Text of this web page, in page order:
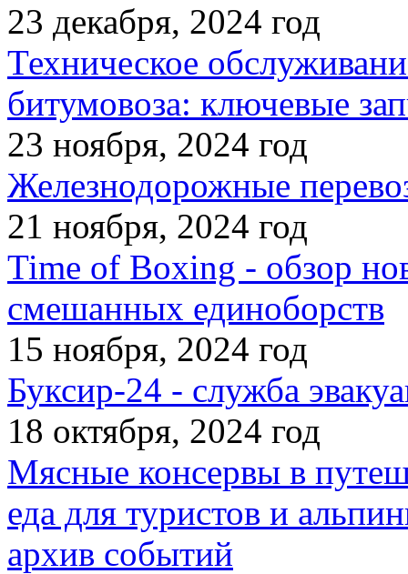
23 декабря, 2024 год
Техническое
битумовоза: ключевые
23 ноября, 2024 год
Железнодорожные
21 ноября, 2024 год
Time of Boxing - обзор
смешанных единоборств
15 ноября, 2024 год
Буксир-24 - служба
18 октября, 2024 год
Мясные консервы в
еда для туристов и
архив событий